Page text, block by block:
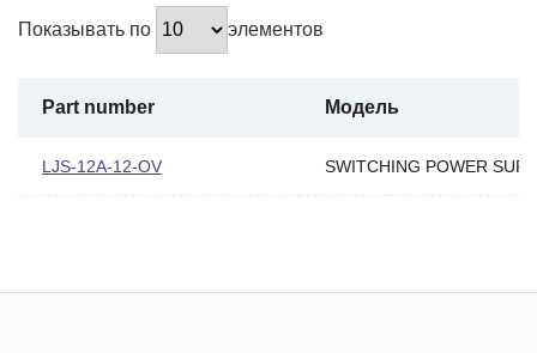
Показывать по элементов
Part number Модель
LJS-12A-12-OV SWITCHING POWER